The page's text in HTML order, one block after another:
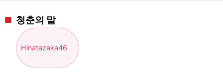
청춘의 말
Hinatazaka46